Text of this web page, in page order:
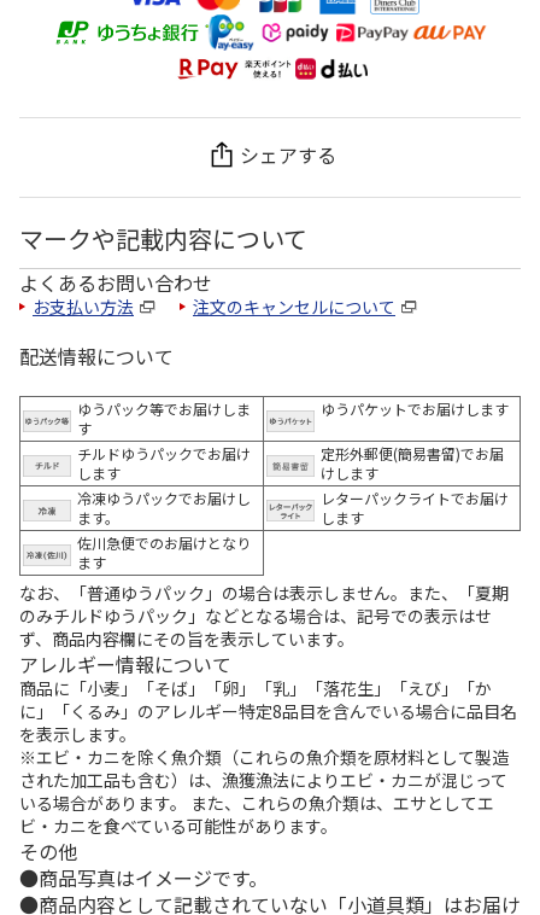
シェアする
マークや記載内容について
よくあるお問い合わせ
お支払い方法 注文のキャンセルについて
配送情報について
ゆうパック等でお届けしま
す
ゆうパケットでお届けします
チルドゆうパックでお届け
します
定形外郵便(簡易書留)でお届
けします
冷凍ゆうパックでお届けし
ます。
レターパックライトでお届け
します
佐川急便でのお届けとなり
ます
なお、「普通ゆうパック」の場合は表示しません。また、「夏期
のみチルドゆうパック」などとなる場合は、記号での表示はせ
ず、商品内容欄にその旨を表示しています。
アレルギー情報について
商品に「小麦」「そば」「卵」「乳」「落花生」「えび」「か
に」「くるみ」のアレルギー特定8品目を含んでいる場合に品目名
を表示します。
※エビ・カニを除く魚介類（これらの魚介類を原材料として製造
された加工品も含む）は、漁獲漁法によりエビ・カニが混じって
いる場合があります。 また、これらの魚介類は、エサとしてエ
ビ・カニを食べている可能性があります。
その他
商品写真はイメージです。
商品内容として記載されていない「小道具類」はお届け